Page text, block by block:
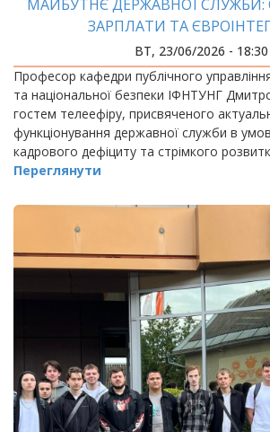
МАЙБУТНЄ ДЕРЖАВНОЇ СЛУЖБИ:
ЗАРПЛАТИ ТА
ВТ, 23/06/2026 - 18:30
Професор кафедри публічного
та національної безпеки ІФНТУНГ
гостем телеефіру, присвяченого
функціонування державної служби в
кадрового дефіциту та стрімкого
Переглянути